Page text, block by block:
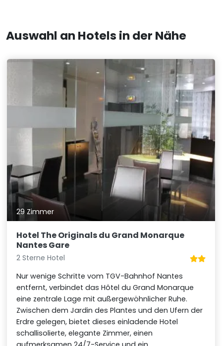
Auswahl an Hotels in der Nähe
29 Zimmer
Hotel The Originals du Grand Monarque
Nantes Gare
2 Sterne Hotel
Nur wenige Schritte vom TGV-Bahnhof Nantes
entfernt, verbindet das Hôtel du Grand Monarque
eine zentrale Lage mit außergewöhnlicher Ruhe.
Zwischen dem Jardin des Plantes und den Ufern der
Erdre gelegen, bietet dieses einladende Hotel
schallisolierte, elegante Zimmer, einen